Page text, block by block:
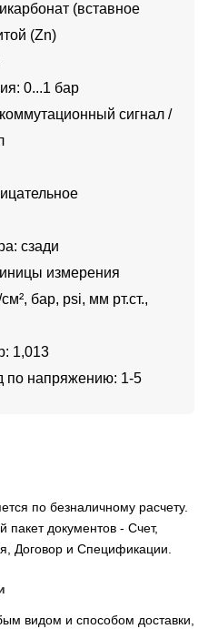
(вставное
(Zn)
0...1 бар
сигнал /
сзади
измерения
бар, psi, мм рт.ст.,
1,013
по напряжению: 1-5
по безналичному расчету.
документов - Счет,
Договор и Спецификации.
видом и способом доставки,